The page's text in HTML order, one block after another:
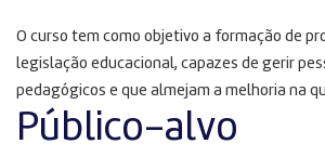
O curso tem como objetivo a formação de
legislação educacional, capazes de gerir
pedagógicos e que almejam a melhoria na
Público-alvo